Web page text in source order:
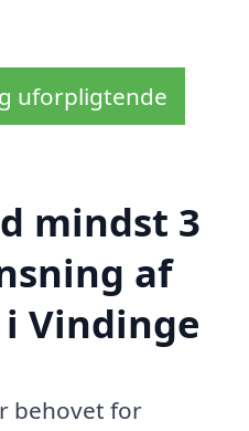
uforpligtende
mindst 3
af
Vindinge
behovet for